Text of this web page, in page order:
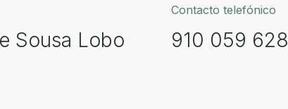
Sousa Lobo
Contacto telefónico
910 059 628